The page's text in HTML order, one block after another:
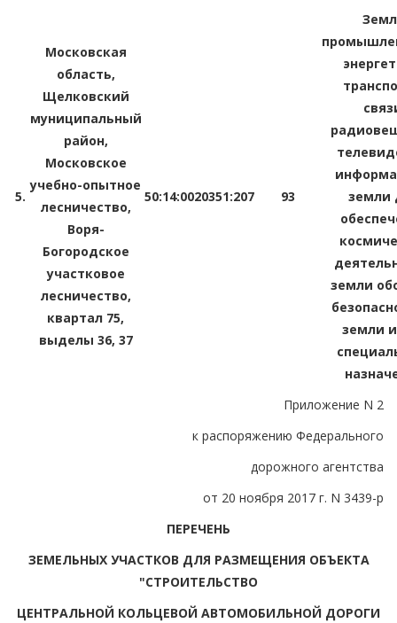
5.
Московская
область,
Щелковский
муниципальный
район,
Московское
учебно-опытное
лесничество,
Воря-
Богородское
участковое
лесничество,
квартал 75,
выделы 36, 37
50:14:0020351:207 93
земли
земли
земли
Приложение N 2
к распоряжению Федерального
дорожного агентства
от 20 ноября 2017 г. N 3439-р
ПЕРЕЧЕНЬ
ЗЕМЕЛЬНЫХ УЧАСТКОВ ДЛЯ РАЗМЕЩЕНИЯ ОБЪЕКТА
"СТРОИТЕЛЬСТВО
ЦЕНТРАЛЬНОЙ КОЛЬЦЕВОЙ АВТОМОБИЛЬНОЙ ДОРОГИ